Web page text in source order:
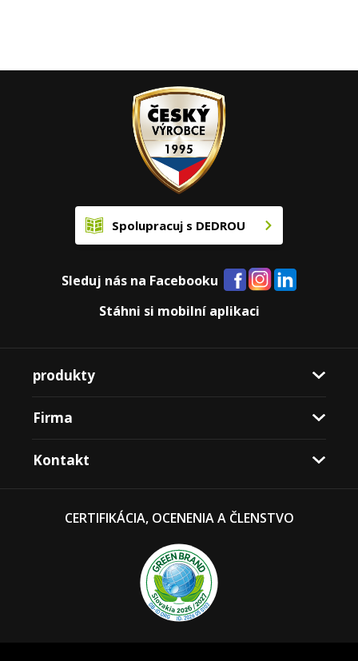
Spolupracuj s DEDROU
Sleduj nás na Facebooku
Stáhni si mobilní aplikaci
produkty
Firma
Kontakt
CERTIFIKÁCIA, OCENENIA A ČLENSTVO